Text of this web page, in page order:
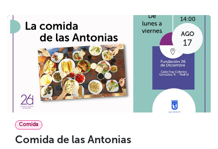
AGO
17
Comida
Comida de las Antonias